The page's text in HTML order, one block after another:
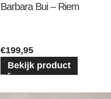
Barbara Bui – Riem
€199,95
Bekijk product